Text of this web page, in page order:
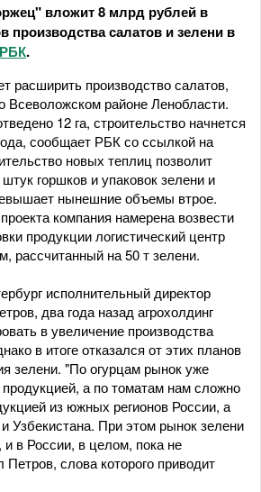
вложит 8 млрд рублей в
производства салатов и зелени в
РБК.
расширить производство салатов,
Всеволожском районе Ленобласти.
12 га, строительство начнется
сообщает РБК со ссылкой на
новых теплиц позволит
горшков и упаковок зелени и
нынешние объемы втрое.
компания намерена возвести
продукции логистический центр
рассчитанный на 50 т зелени.
исполнительный директор
два года назад агрохолдинг
в увеличение производства
в итоге отказался от этих планов
зелени. "По огурцам рынок уже
а по томатам нам сложно
из южных регионов России, а
Узбекистана. При этом рынок зелени
в России, в целом, пока не
слова которого приводит